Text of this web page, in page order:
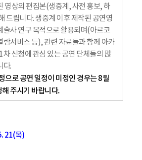
영상의 편집본(생중계, 사전 홍보, 하
드립니다. 생중계 이후 제작된 공연영
술사 연구 목적으로 활용되며(아르코
람서비스 등), 관련 자료들과 함께 아카
차 신청에 관심 있는 공연 단체들의 많
다.
으로 공연 일정이 미정인 경우는 8월
주시기 바랍니다.
21(목)